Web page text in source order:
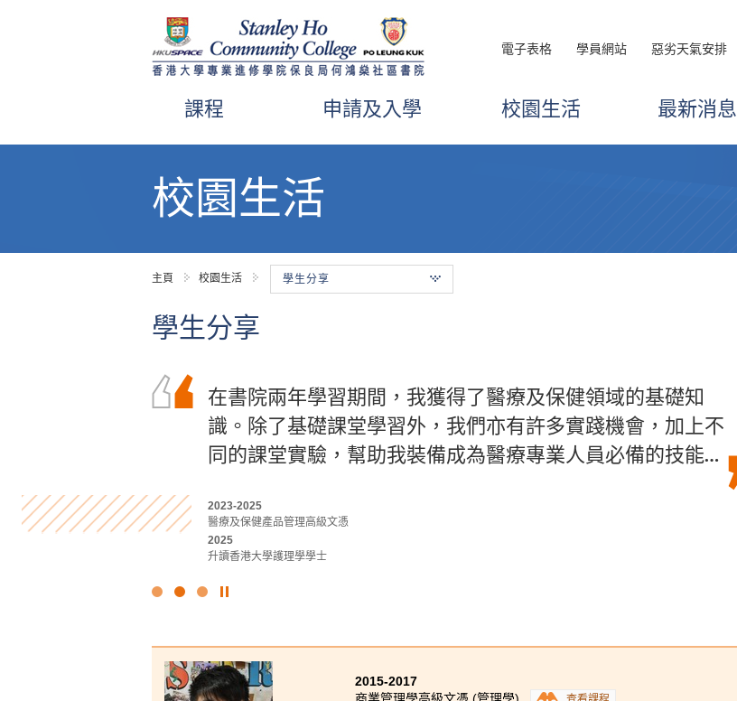
電子表格 學員網站 惡劣天氣安排
課程 申請及入學 校園生活 最新消息
校園生活
主頁 校園生活 學生分享
學生分享
文憑試後，我考慮到課程的實用性及行業的人才需求而選擇
修讀這項課程。導師們於業界擁有豐富經驗，讓我了解到行
業正邁向專業化。另外，書院提供優質的學習環境及豐富…
2018-2020
測量及物業管理高級文憑
2020
升讀香港理工大學物業管理學(榮譽)理學士學位(高年級入學)
在書院兩年學習期間，我獲得了醫療及保健領域的基礎知
識。除了基礎課堂學習外，我們亦有許多實踐機會，加上不
同的課堂實驗，幫助我裝備成為醫療專業人員必備的技能…
2023-2025
醫療及保健產品管理高級文憑
2025
升讀香港大學護理學學士
兩年的醫療及保健產品管理高級文憑鞏固了我的醫學基礎知
識。憑藉其精心設計的課程，我可以通過相關的理論知識和
實習為未來學習做好準備。
2020-2022
醫療及保健產品管理高級文憑
2022
升讀香港理工大學放射學(榮譽)理學士
點
幻
燈
2015-2017